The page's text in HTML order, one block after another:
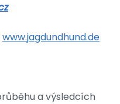
www.jagdundhund.de
a výsledcích